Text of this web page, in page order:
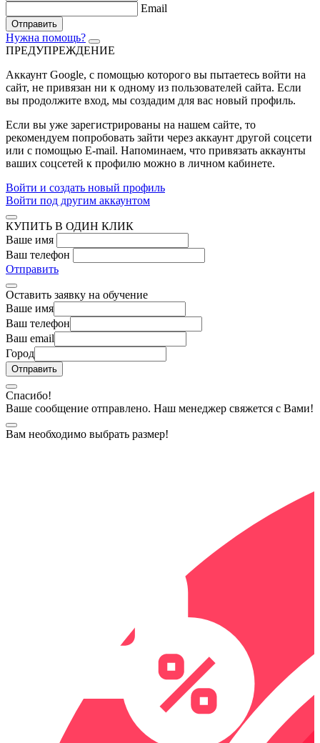
Email
Отправить
Нужна помощь?
ПРЕДУПРЕЖДЕНИЕ
Аккаунт Google, с помощью которого вы пытаетесь войти на
сайт, не привязан ни к одному из пользователей сайта. Если
вы продолжите вход, мы создадим для вас новый профиль.
Если вы уже зарегистрированы на нашем сайте, то
рекомендуем попробовать зайти через аккаунт другой соцсети
или с помощью E-mail. Напоминаем, что привязать аккаунты
ваших соцсетей к профилю можно в личном кабинете.
Войти и создать новый профиль
Войти под другим аккаунтом
КУПИТЬ В ОДИН КЛИК
Ваше имя
Ваш телефон
Отправить
Оставить заявку на обучение
Ваше имя
Ваш телефон
Ваш email
Город
Спасибо!
Ваше сообщение отправлено. Наш менеджер свяжется с Вами!
Вам необходимо выбрать размер!